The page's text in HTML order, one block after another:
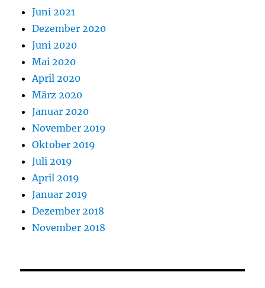
Juni 2021
Dezember 2020
Juni 2020
Mai 2020
April 2020
März 2020
Januar 2020
November 2019
Oktober 2019
Juli 2019
April 2019
Januar 2019
Dezember 2018
November 2018